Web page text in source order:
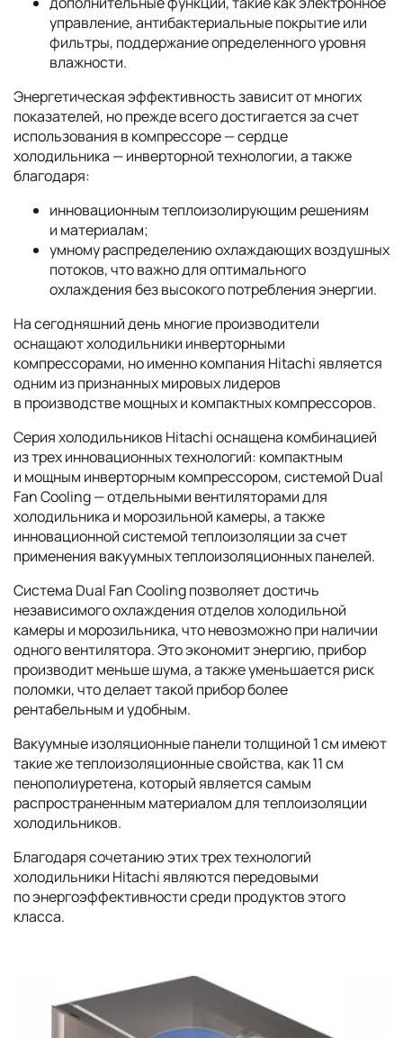
управление, антибактериальные покрытие или
фильтры, поддержание определенного уровня
влажности.
Энергетическая эффективность зависит от многих
показателей, но прежде всего достигается за счет
использования в компрессоре — сердце
холодильника — инверторной технологии, а также
благодаря:
инновационным теплоизолирующим решениям
и материалам;
умному распределению охлаждающих воздушных
потоков, что важно для оптимального
охлаждения без высокого потребления энергии.
На сегодняшний день многие производители
оснащают холодильники инверторными
компрессорами, но именно компания Hitachi является
одним из признанных мировых лидеров
в производстве мощных и компактных компрессоров.
Серия холодильников Hitachi оснащена комбинацией
из трех инновационных технологий: компактным
и мощным инверторным компрессором, системой Dual
Fan Cooling— отдельными вентиляторами для
холодильника и морозильной камеры, а также
инновационной системой теплоизоляции за счет
применения вакуумных теплоизоляционных панелей.
Система Dual Fan Coolingпозволяет достичь
независимого охлаждения отделов холодильной
камеры и морозильника, что невозможно при наличии
одного вентилятора. Это экономит энергию, прибор
производит меньше шума, а также уменьшается риск
поломки, что делает такой прибор более
рентабельным и удобным.
Вакуумные изоляционные панели толщиной 1 см имеют
такие же теплоизоляционные свойства, как 11 см
пенополиуретена, который является самым
распространенным материалом для теплоизоляции
холодильников.
Благодаря сочетанию этих трех технологий
холодильники Hitachi являются передовыми
по энергоэффективности среди продуктов этого
класса.